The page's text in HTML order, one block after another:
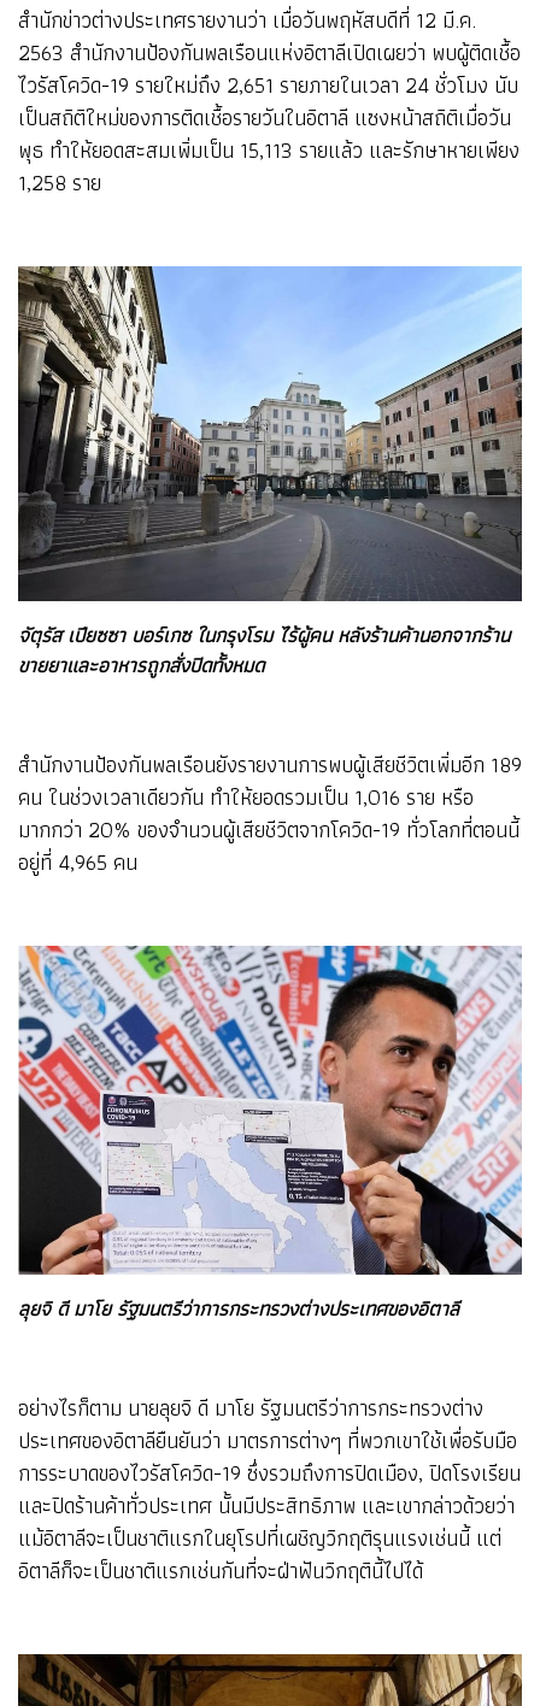
สำนักข่าวต่างประเทศรายงานว่า เมื่อวันพฤหัสบดีที่ 12 มี.ค.
2563 สำนักงานป้องกันพลเรือนแห่งอิตาลีเปิดเผยว่า พบผู้ติดเชื้อ
ไวรัสโควิด-19 รายใหม่ถึง 2,651 รายภายในเวลา 24 ชั่วโมง นับ
เป็นสถิติใหม่ของการติดเชื้อรายวันในอิตาลี แซงหน้าสถิติเมื่อวัน
พุธ ทำให้ยอดสะสมเพิ่มเป็น 15,113 รายแล้ว และรักษาหายเพียง
1,258 ราย
จัตุรัส เปียซซา บอร์เกซ ในกรุงโรม ไร้ผู้คน หลังร้านค้านอกจากร้าน
ขายยาและอาหารถูกสั่งปิดทั้งหมด
สำนักงานป้องกันพลเรือนยังรายงานการพบผู้เสียชีวิตเพิ่มอีก 189
คน ในช่วงเวลาเดียวกัน ทำให้ยอดรวมเป็น 1,016 ราย หรือ
มากกว่า 20% ของจำนวนผู้เสียชีวิตจากโควิด-19 ทั่วโลกที่ตอนนี้
อยู่ที่ 4,965 คน
ลุยจิ ดี มาโย รัฐมนตรีว่าการกระทรวงต่างประเทศของอิตาลี
อย่างไรก็ตาม นายลุยจิ ดี มาโย รัฐมนตรีว่าการกระทรวงต่าง
ประเทศของอิตาลียืนยันว่า มาตรการต่างๆ ที่พวกเขาใช้เพื่อรับมือ
การระบาดของไวรัสโควิด-19 ซึ่งรวมถึงการปิดเมือง, ปิดโรงเรียน
และปิดร้านค้าทั่วประเทศ นั้นมีประสิทธิภาพ และเขากล่าวด้วยว่า
แม้อิตาลีจะเป็นชาติแรกในยุโรปที่เผชิญวิกฤติรุนแรงเช่นนี้ แต่
อิตาลีก็จะเป็นชาติแรกเช่นกันที่จะฝ่าฟันวิกฤตินี้ไปได้